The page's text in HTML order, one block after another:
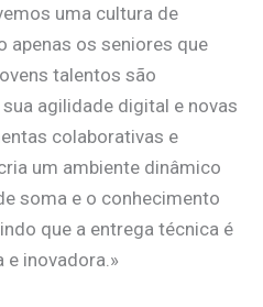
uma cultura de
apenas os seniores que
talentos são
agilidade digital e novas
colaborativas e
um ambiente dinâmico
soma e o conhecimento
que a entrega técnica é
inovadora.»